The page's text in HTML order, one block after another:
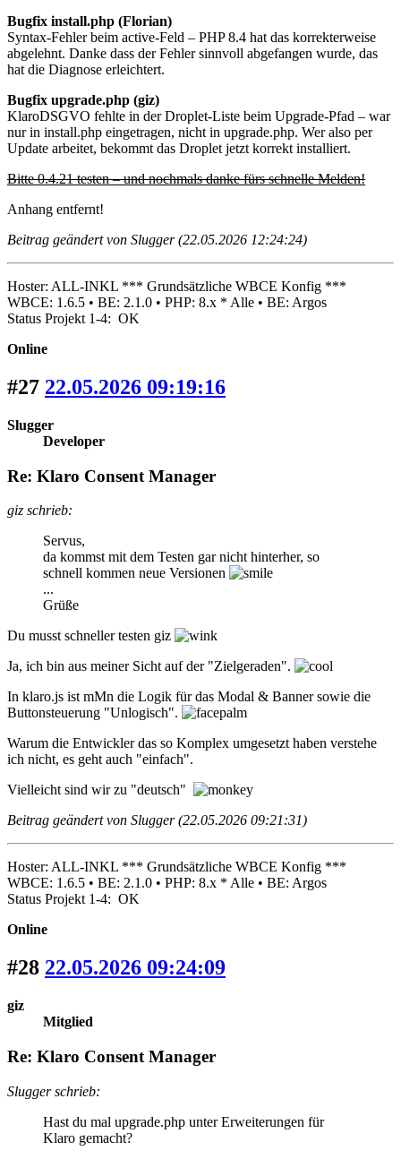
Bugfix install.php (Florian)
Syntax-Fehler beim active-Feld – PHP 8.4 hat das korrekterweise
abgelehnt. Danke dass der Fehler sinnvoll abgefangen wurde, das
hat die Diagnose erleichtert.
Bugfix upgrade.php (giz)
KlaroDSGVO fehlte in der Droplet-Liste beim Upgrade-Pfad – war
nur in install.php eingetragen, nicht in upgrade.php. Wer also per
Update arbeitet, bekommt das Droplet jetzt korrekt installiert.
Bitte 0.4.21 testen – und nochmals danke fürs schnelle Melden!
Anhang entfernt!
Beitrag geändert von Slugger (22.05.2026 12:24:24)
Hoster: ALL-INKL *** Grundsätzliche WBCE Konfig ***
WBCE: 1.6.5 • BE: 2.1.0 • PHP: 8.x * Alle • BE: Argos
Status Projekt 1-4: OK
Online
#27 22.05.2026 09:19:16
Slugger
Developer
Re: Klaro Consent Manager
giz schrieb:
Servus,
da kommst mit dem Testen gar nicht hinterher, so
schnell kommen neue Versionen
...
Grüße
Du musst schneller testen giz
Ja, ich bin aus meiner Sicht auf der "Zielgeraden".
In klaro.js ist mMn die Logik für das Modal & Banner sowie die
Buttonsteuerung "Unlogisch".
Warum die Entwickler das so Komplex umgesetzt haben verstehe
ich nicht, es geht auch "einfach".
Vielleicht sind wir zu "deutsch"
Beitrag geändert von Slugger (22.05.2026 09:21:31)
Hoster: ALL-INKL *** Grundsätzliche WBCE Konfig ***
WBCE: 1.6.5 • BE: 2.1.0 • PHP: 8.x * Alle • BE: Argos
Status Projekt 1-4: OK
Online
#28 22.05.2026 09:24:09
giz
Mitglied
Re: Klaro Consent Manager
Slugger schrieb:
Hast du mal upgrade.php unter Erweiterungen für
Klaro gemacht?